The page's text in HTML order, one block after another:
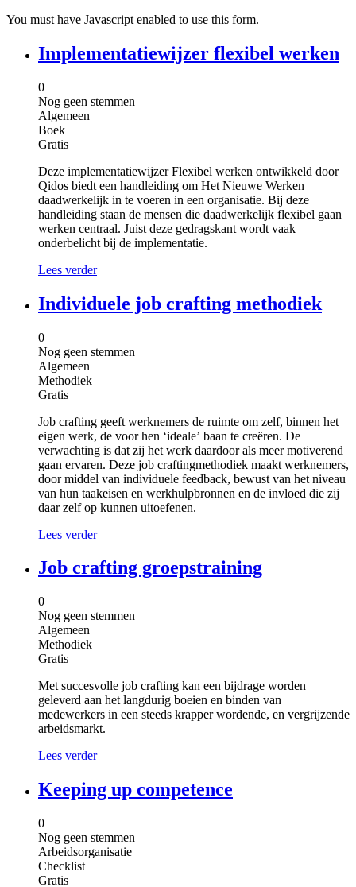
You must have Javascript enabled to use this form.
Implementatiewijzer flexibel werken
0
Nog geen stemmen
Algemeen
Boek
Gratis
Deze implementatiewijzer Flexibel werken ontwikkeld door
Qidos biedt een handleiding om Het Nieuwe Werken
daadwerkelijk in te voeren in een organisatie. Bij deze
handleiding staan de mensen die daadwerkelijk flexibel gaan
werken centraal. Juist deze gedragskant wordt vaak
onderbelicht bij de implementatie.
Lees verder
Individuele job crafting methodiek
0
Nog geen stemmen
Algemeen
Methodiek
Gratis
Job crafting geeft werknemers de ruimte om zelf, binnen het
eigen werk, de voor hen ‘ideale’ baan te creëren. De
verwachting is dat zij het werk daardoor als meer motiverend
gaan ervaren. Deze job craftingmethodiek maakt werknemers,
door middel van individuele feedback, bewust van het niveau
van hun taakeisen en werkhulpbronnen en de invloed die zij
daar zelf op kunnen uitoefenen.
Lees verder
Job crafting groepstraining
0
Nog geen stemmen
Algemeen
Methodiek
Gratis
Met succesvolle job crafting kan een bijdrage worden
geleverd aan het langdurig boeien en binden van
medewerkers in een steeds krapper wordende, en vergrijzende
arbeidsmarkt.
Lees verder
Keeping up competence
0
Nog geen stemmen
Arbeidsorganisatie
Checklist
Gratis